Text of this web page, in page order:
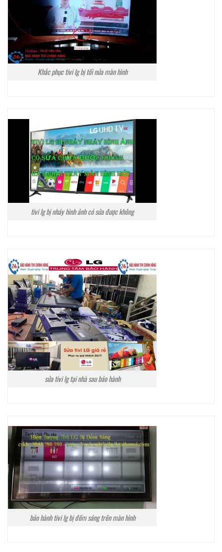
Khắc phục tivi lg bị tối nửa màn hình
tivi lg bị nháy hình ảnh có sửa được không
sửa tivi lg tại nhà sau bảo hành
bảo hành tivi lg bị đốm sáng trên màn hình